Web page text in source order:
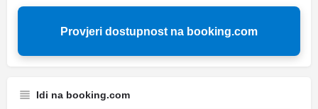
Provjeri dostupnost na booking.com
Idi na booking.com